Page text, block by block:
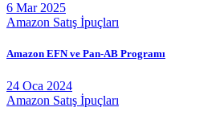
6 Mar 2025
Amazon Satış İpuçları
Amazon EFN ve Pan-AB Programı
24 Oca 2024
Amazon Satış İpuçları